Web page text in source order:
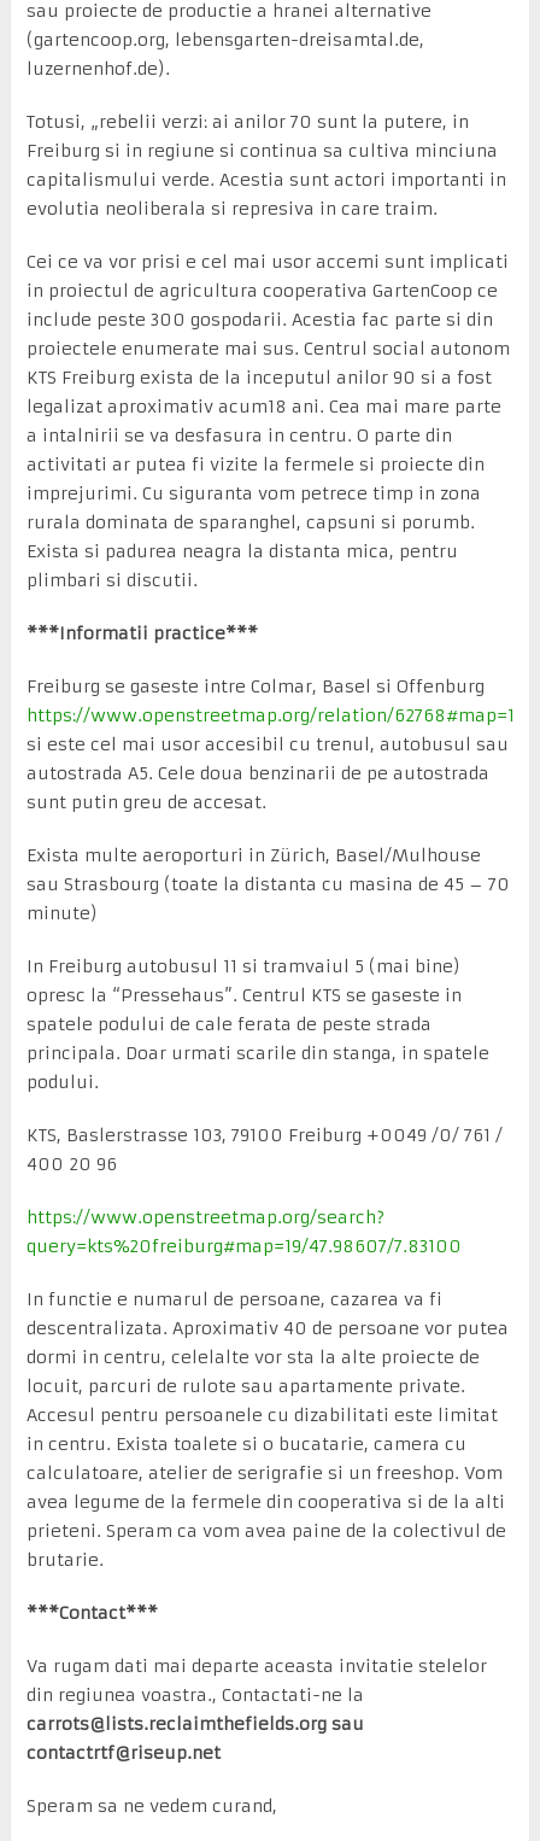
sau proiecte de productie a hranei alternative
(gartencoop.org, lebensgarten-dreisamtal.de,
luzernenhof.de).
Totusi, „rebelii verzi: ai anilor 70 sunt la putere, in
Freiburg si in regiune si continua sa cultiva minciuna
capitalismului verde. Acestia sunt actori importanti in
evolutia neoliberala si represiva in care traim.
Cei ce va vor prisi e cel mai usor accemi sunt implicati
in proiectul de agricultura cooperativa GartenCoop ce
include peste 300 gospodarii. Acestia fac parte si din
proiectele enumerate mai sus. Centrul social autonom
KTS Freiburg exista de la inceputul anilor 90 si a fost
legalizat aproximativ acum18 ani. Cea mai mare parte
a intalnirii se va desfasura in centru. O parte din
activitati ar putea fi vizite la fermele si proiecte din
imprejurimi. Cu siguranta vom petrece timp in zona
rurala dominata de sparanghel, capsuni si porumb.
Exista si padurea neagra la distanta mica, pentru
plimbari si discutii.
***Informatii practice***
Freiburg se gaseste intre Colmar, Basel si Offenburg
https://www.openstreetmap.org/relation/62768#map=11/
si este cel mai usor accesibil cu trenul, autobusul sau
autostrada A5. Cele doua benzinarii de pe autostrada
sunt putin greu de accesat.
Exista multe aeroporturi in Zürich, Basel/Mulhouse
sau Strasbourg (toate la distanta cu masina de 45 – 70
minute)
In Freiburg autobusul 11 si tramvaiul 5 (mai bine)
opresc la “Pressehaus”. Centrul KTS se gaseste in
spatele podului de cale ferata de peste strada
principala. Doar urmati scarile din stanga, in spatele
podului.
KTS, Baslerstrasse 103, 79100 Freiburg +0049 /0/ 761 /
400 20 96
https://www.openstreetmap.org/search?
query=kts%20freiburg#map=19/47.98607/7.83100
In functie e numarul de persoane, cazarea va fi
descentralizata. Aproximativ 40 de persoane vor putea
dormi in centru, celelalte vor sta la alte proiecte de
locuit, parcuri de rulote sau apartamente private.
Accesul pentru persoanele cu dizabilitati este limitat
in centru. Exista toalete si o bucatarie, camera cu
calculatoare, atelier de serigrafie si un freeshop. Vom
avea legume de la fermele din cooperativa si de la alti
prieteni. Speram ca vom avea paine de la colectivul de
brutarie.
***Contact***
Va rugam dati mai departe aceasta invitatie stelelor
din regiunea voastra., Contactati-ne la
carrots@lists.reclaimthefields.org sau
contactrtf@riseup.net
Speram sa ne vedem curand,